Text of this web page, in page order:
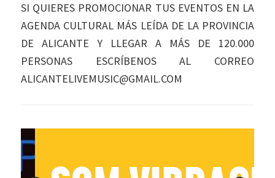
SI QUIERES PROMOCIONAR TUS EVENTOS EN LA
AGENDA CULTURAL MÁS LEÍDA DE LA PROVINCIA
DE ALICANTE Y LLEGAR A MÁS DE 120.000
PERSONAS ESCRÍBENOS AL CORREO
ALICANTELIVEMUSIC@GMAIL.COM